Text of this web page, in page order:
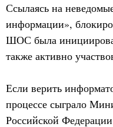
Ссылаясь на
информации»,
ШОС была
также активно
Если верить
процессе сыграло
Российской